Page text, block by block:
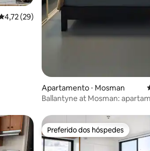
de uma avaliação média de 5, 29
4,72 (29)
Apartamento ⋅ Mosman
Ballantyne at Mosman:
disponível
Preferido dos hóspedes
Preferido dos hóspedes